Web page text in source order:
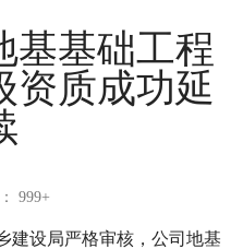
基基础工程
资质成功延
999+
建设局严格审核，公司地基